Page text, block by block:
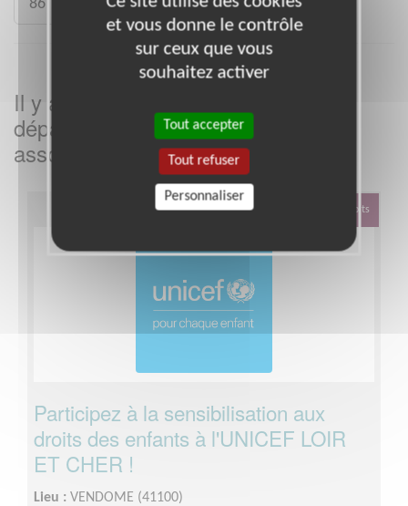
86 973
Il y a
département
Loir-et-Cher
association
Défense Des Droits
Participez à la sensibilisation aux
droits des enfants à l'UNICEF LOIR
ET CHER !
Lieu : VENDOME (41100)
et vous donne le contrôle
sur ceux que vous
souhaitez activer
Tout accepter
Tout refuser
Personnaliser